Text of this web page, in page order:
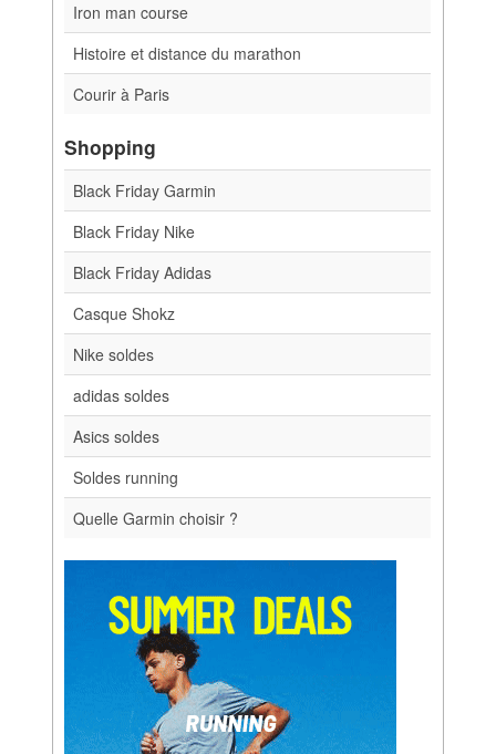
Iron man course
Histoire et distance du marathon
Courir à Paris
Shopping
Black Friday Garmin
Black Friday Nike
Black Friday Adidas
Casque Shokz
Nike soldes
adidas soldes
Asics soldes
Soldes running
Quelle Garmin choisir ?